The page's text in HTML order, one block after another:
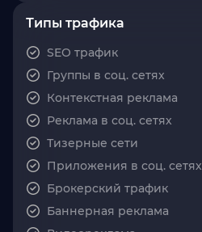
Типы трафика
SEO трафик
Группы в соц. сетях
Контекстная реклама
Реклама в соц. сетях
Тизерные сети
Приложения в соц. сетях
Брокерский трафик
Баннерная реклама